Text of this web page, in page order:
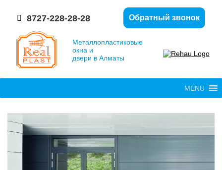
Обратный звонок
8727-228-28-28
Металлопластиковые
окна и
двери в Алматы
MENU